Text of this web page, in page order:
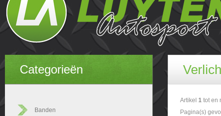
Categorieën
Banden
Artikel 1 tot en
Pagina(s)